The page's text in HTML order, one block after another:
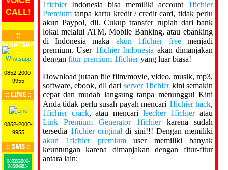
CALL!
::
WHATSAPP
::
0852-2000-
9955
:: LINE ::
0852-2000-
9955
:: SMS ::
0852-2000-9955
0899-883-5000
1fichierIndonesia bisa memiliki account 1fichier
Premiumtanpa kartu kredit / credit card, tidak perlu
akun Paypol, dll. Cukup transfer rupiah dari bank
lokal melalui ATM, Mobile Banking, atau ebanking
di Indonesia maka akun 1fichier freemenjadi
premium. User 1fichier Indonesia akan dimanjakan
dengan fitur premium 1fichieryang luar biasa!
Download jutaan file film/movie, video, musik, mp3,
software, ebook, dll dari server 1fichierkini semakin
cepat dan mudah langsung tanpa menunggu! Kini
Anda tidak perlu susah payah mencari 1fichier hack,
1fichier crack, atau mencarileecher 1fichieratau
Link Premium Generator 1fichierkarena sudah
tersedia 1fichier original di sini!!! Dengan memiliki
akun 1fichier premiumuser memiliki banyak
keuntungan karena dimanjakan dengan fitur-fitur
antara lain: